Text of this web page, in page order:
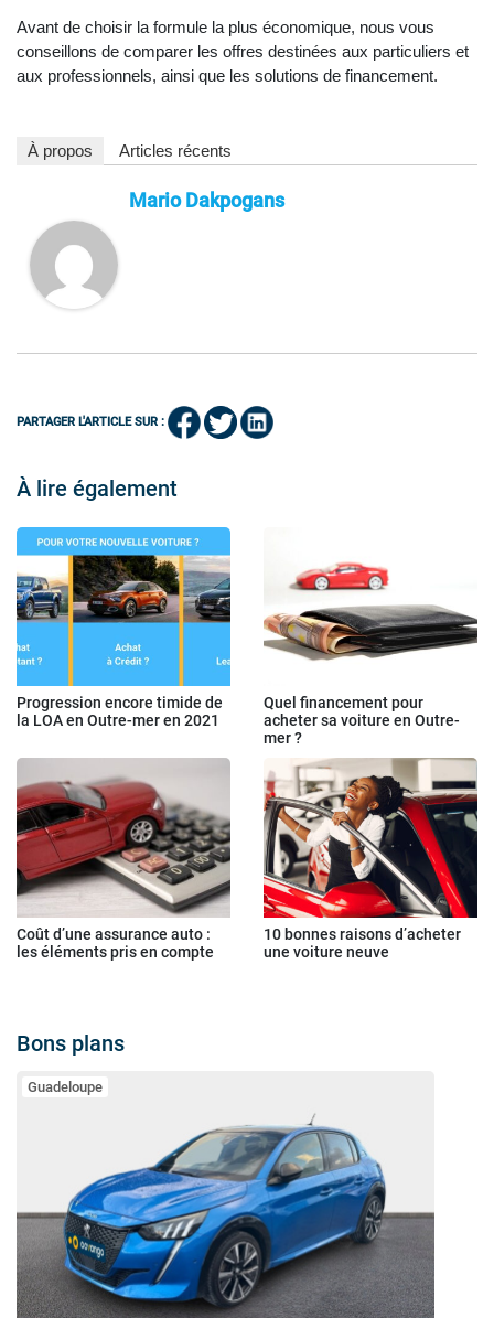
Avant de choisir la formule la plus économique, nous vous
conseillons de comparer les offres destinées aux particuliers et
aux professionnels, ainsi que les solutions de financement.
À propos Articles récents
Mario Dakpogans
PARTAGER L'ARTICLE SUR :
À lire également
Progression encore timide de
la LOA en Outre-mer en 2021
Quel financement pour
acheter sa voiture en Outre-
mer ?
Coût d’une assurance auto :
les éléments pris en compte
10 bonnes raisons d’acheter
une voiture neuve
Bons plans
Guadeloupe